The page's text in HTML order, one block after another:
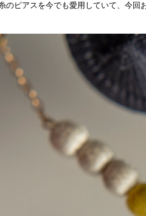
のピアスを今でも愛用していて、今